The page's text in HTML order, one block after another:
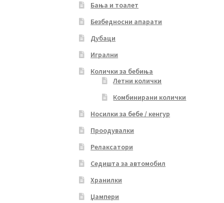
Бања и тоалет
Безбедносни апарати
Дубаци
Игрални
Колички за бебиња
Летни колички
Комбинирани колички
Носилки за бебе / кенгур
Проодувалки
Релаксатори
Седишта за автомобил
Хранилки
Џампери